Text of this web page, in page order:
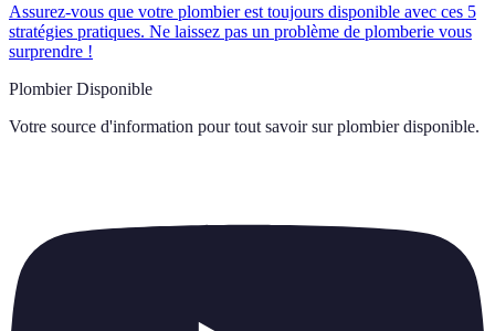
Assurez-vous que votre plombier est toujours disponible avec ces 5
stratégies pratiques. Ne laissez pas un problème de plomberie vous
surprendre !
Plombier Disponible
Votre source d'information pour tout savoir sur plombier disponible.